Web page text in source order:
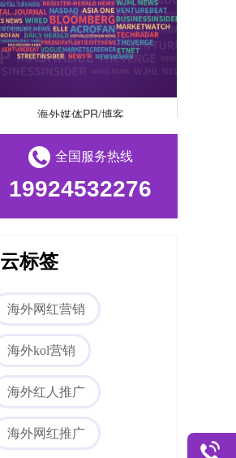
海外媒体PR/博客
全国服务热线
19924532276
云标签
海外网红营销
海外kol营销
海外红人推广
海外网红推广